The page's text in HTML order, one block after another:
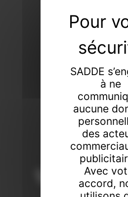
Vendeur
SADDE
à ne
aucune
des
Avec
accord,